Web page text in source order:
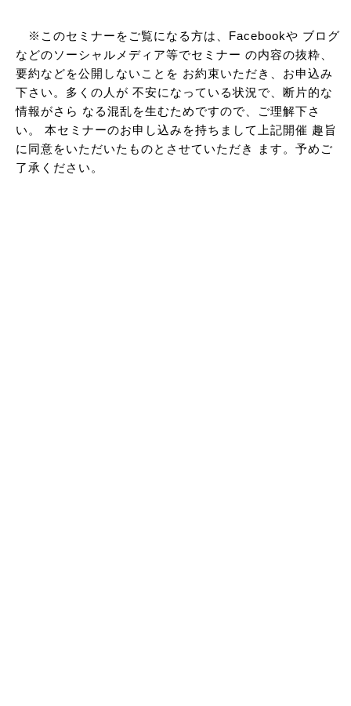
※このセミナーをご覧になる方は、Facebookや ブログ
などのソーシャルメディア等でセミナー の内容の抜粋、
要約などを公開しないことを お約束いただき、お申込み
下さい。多くの人が 不安になっている状況で、断片的な
情報がさら なる混乱を生むためですので、ご理解下さ
い。 本セミナーのお申し込みを持ちまして上記開催 趣旨
に同意をいただいたものとさせていただき ます。予めご
了承ください。